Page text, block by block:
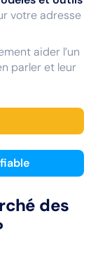
votre adresse
aider l’un
parler et leur
des